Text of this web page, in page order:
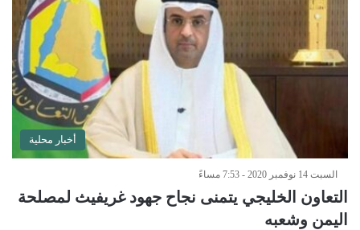
أخبار محلية
السبت 14 نوفمبر 2020 - 7:53 مساءً
التعاون الخليجي يتمنى نجاح جهود غريفيث لمصلحة
اليمن وشعبه